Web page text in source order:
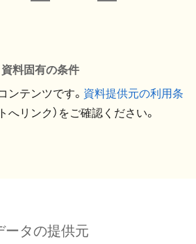
資料固有の条件
ンテンツです。 資料提供元の利用条
へリンク）をご確認ください。
ータの提供元